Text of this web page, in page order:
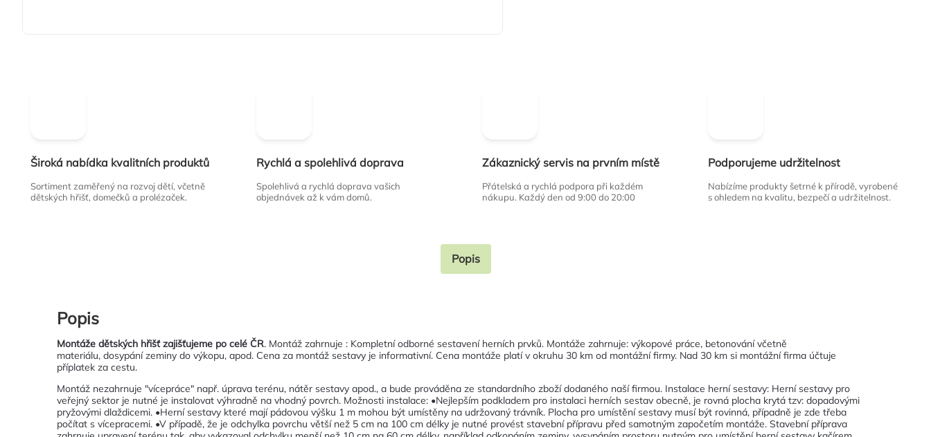
Široká nabídka kvalitních produktů
Sortiment zaměřený na rozvoj dětí, včetně
dětských hřišť, domečků a prolézaček.
Rychlá a spolehlivá doprava
Spolehlivá a rychlá doprava vašich
objednávek až k vám domů.
Zákaznický servis na prvním místě
Přátelská a rychlá podpora při každém
nákupu. Každý den od 9:00 do 20:00
Podporujeme udržitelnost
Nabízíme produkty šetrné k přírodě, vyrobené
s ohledem na kvalitu, bezpečí a udržitelnost.
Popis
Popis
Montáže dětských hřišť zajišťujeme po celé ČR. Montáž zahrnuje : Kompletní odborné sestavení herních prvků. Montáže zahrnuje: výkopové práce, betonování včetně
materiálu, dosypání zeminy do výkopu, apod. Cena za montáž sestavy je informativní. Cena montáže platí v okruhu 30 km od montážní firmy. Nad 30 km si montážní firma účtuje
příplatek za cestu.
Montáž nezahrnuje "vícepráce" např. úprava terénu, nátěr sestavy apod., a bude prováděna ze standardního zboží dodaného naší firmou. Instalace herní sestavy: Herní sestavy pro
veřejný sektor je nutné je instalovat výhradně na vhodný povrch. Možnosti instalace: •Nejlepším podkladem pro instalaci herních sestav obecně, je rovná plocha krytá tzv: dopadovými
pryžovými dlaždicemi. •Herní sestavy které mají pádovou výšku 1 m mohou být umístěny na udržovaný trávník. Plocha pro umístění sestavy musí být rovinná, případně je zde třeba
počítat s vícepracemi. •V případě, že je odchylka povrchu větší než 5 cm na 100 cm délky je nutné provést stavební přípravu před samotným započetím montáže. Stavební příprava